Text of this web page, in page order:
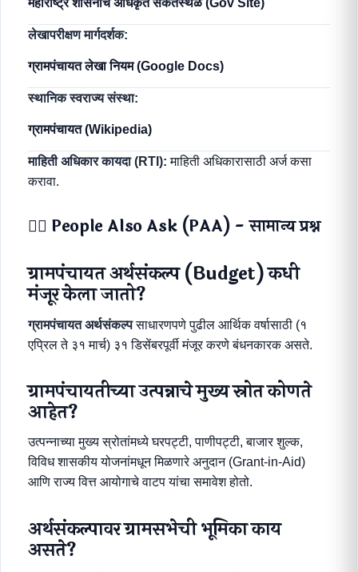
लेखापरीक्षण मार्गदर्शक:
ग्रामपंचायत लेखा नियम (Google Docs)
स्थानिक स्वराज्य संस्था:
ग्रामपंचायत (Wikipedia)
माहिती अधिकार कायदा (RTI): माहिती अधिकारासाठी अर्ज कसा
करावा.
💁‍♂️ People Also Ask (PAA) - सामान्य प्रश्न
ग्रामपंचायत अर्थसंकल्प (Budget) कधी
मंजूर केला जातो?
ग्रामपंचायत अर्थसंकल्पसाधारणपणे पुढील आर्थिक वर्षासाठी (१
एप्रिल ते ३१ मार्च) ३१ डिसेंबरपूर्वी मंजूर करणे बंधनकारक असते.
ग्रामपंचायतीच्या उत्पन्नाचे मुख्य स्रोत कोणते
आहेत?
उत्पन्नाच्या मुख्य स्रोतांमध्ये घरपट्टी, पाणीपट्टी, बाजार शुल्क,
विविध शासकीय योजनांमधून मिळणारे अनुदान (Grant-in-Aid)
आणि राज्य वित्त आयोगाचे वाटप यांचा समावेश होतो.
अर्थसंकल्पावर ग्रामसभेची भूमिका काय
असते?